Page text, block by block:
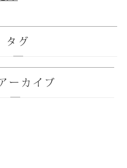
タグ
ーカイブ